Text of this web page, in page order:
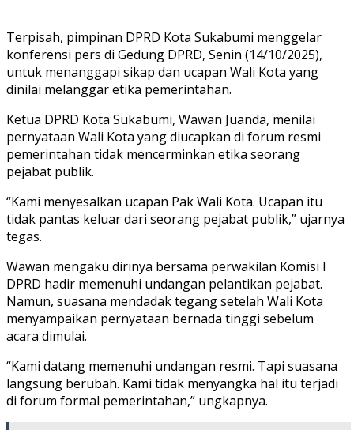
Terpisah, pimpinan DPRD Kota Sukabumi menggelar
konferensi pers di Gedung DPRD, Senin (14/10/2025),
untuk menanggapi sikap dan ucapan Wali Kota yang
dinilai melanggar etika pemerintahan.
Ketua DPRD Kota Sukabumi, Wawan Juanda, menilai
pernyataan Wali Kota yang diucapkan di forum resmi
pemerintahan tidak mencerminkan etika seorang
pejabat publik.
“Kami menyesalkan ucapan Pak Wali Kota. Ucapan itu
tidak pantas keluar dari seorang pejabat publik,” ujarnya
tegas.
Wawan mengaku dirinya bersama perwakilan Komisi I
DPRD hadir memenuhi undangan pelantikan pejabat.
Namun, suasana mendadak tegang setelah Wali Kota
menyampaikan pernyataan bernada tinggi sebelum
acara dimulai.
“Kami datang memenuhi undangan resmi. Tapi suasana
langsung berubah. Kami tidak menyangka hal itu terjadi
di forum formal pemerintahan,” ungkapnya.